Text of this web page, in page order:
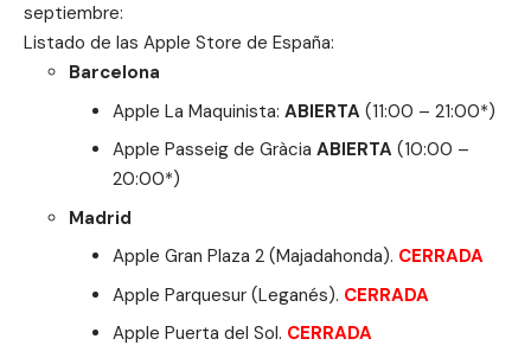
septiembre:
Listado de las Apple Store de España:
Barcelona
Apple La Maquinista: ABIERTA (11:00 – 21:00*)
Apple Passeig de Gràcia ABIERTA (10:00 –
20:00*)
Madrid
Apple Gran Plaza 2 (Majadahonda). CERRADA
Apple Parquesur (Leganés). CERRADA
Apple Puerta del Sol. CERRADA